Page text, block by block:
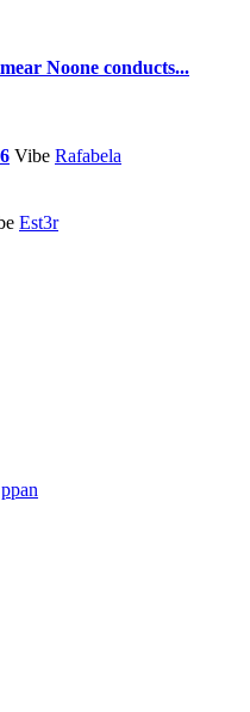
Noone conducts...
Vibe Rafabela
Est3r
ppan